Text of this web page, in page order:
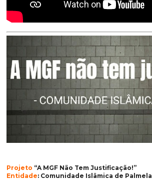
Projeto “A MGF Não Tem Justificação!”
Entidade: Comunidade Islâmica de Palmela